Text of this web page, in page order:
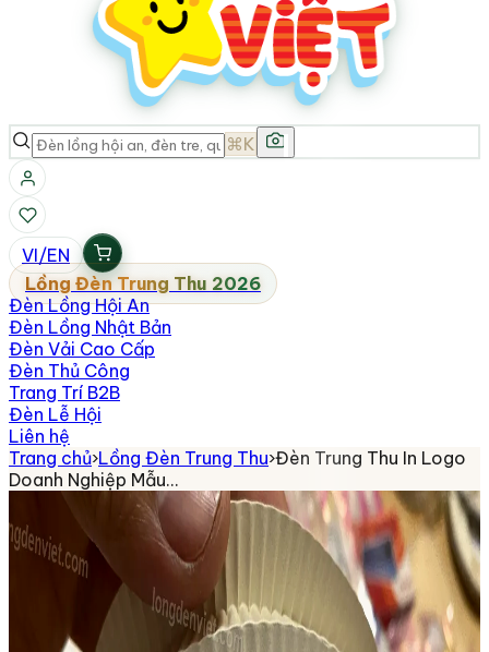
⌘K
VI/EN
Lồng Đèn Trung Thu 2026
Đèn Lồng Hội An
Đèn Lồng Nhật Bản
Đèn Vải Cao Cấp
Đèn Thủ Công
Trang Trí B2B
Đèn Lễ Hội
Liên hệ
Trang chủ›Lồng Đèn Trung Thu›Đèn Trung Thu In Logo
Doanh Nghiệp Mẫu…